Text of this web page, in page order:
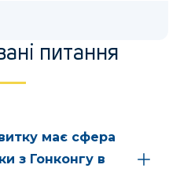
питання
має сфера
з Гонконгу в